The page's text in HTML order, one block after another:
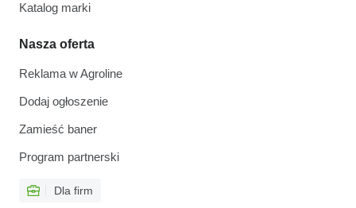
Katalog marki
Nasza oferta
Reklama w Agroline
Dodaj ogłoszenie
Zamieść baner
Program partnerski
Dla firm